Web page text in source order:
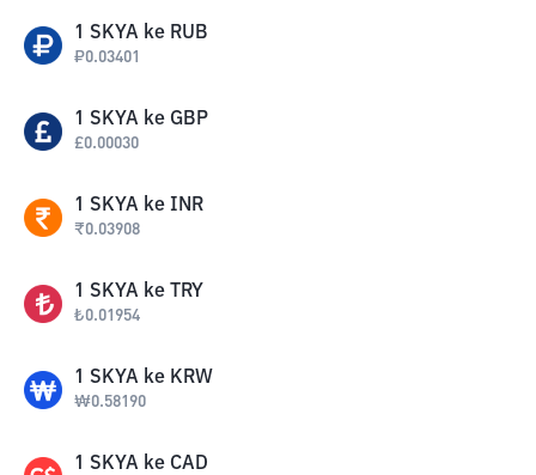
1 SKYA ke RUB
₽0.03401
1 SKYA ke GBP
£0.00030
1 SKYA ke INR
₹0.03908
1 SKYA ke TRY
₺0.01954
1 SKYA ke KRW
₩0.58190
1 SKYA ke CAD